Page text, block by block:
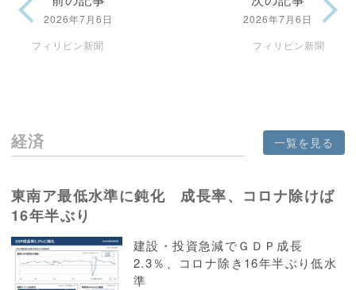
2026年7月6日
フィリピン新聞
2026年7月6日
フィリピン新聞
経済 一覧を見る
東南ア最低水準に鈍化 成長率、コロナ除けば
16年半ぶり
建設・投資急減でＧＤＰ成長
2.3％、コロナ除き16年半ぶり低水
準